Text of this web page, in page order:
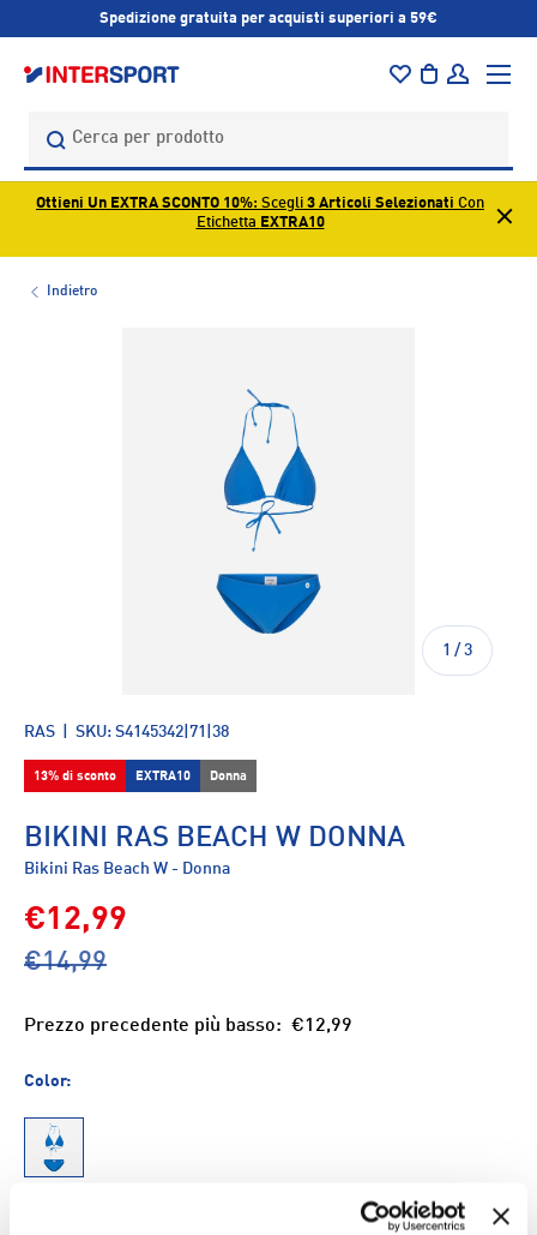
Spedizione gratuita per acquisti superiori a 59€
Cerca
BorsaAccedi
Menu
Ottieni Un EXTRA SCONTO 10%: Scegli 3 Articoli Selezionati Con
Etichetta EXTRA10
Indietro
1 / di
3
RAS SKU: S4145342|71|38
13% di sconto EXTRA10 Donna
BIKINI RAS BEACH W DONNA
Bikini Ras Beach W - Donna
€12,99
€14,99
Prezzo precedente più basso: €12,99
Color:
71